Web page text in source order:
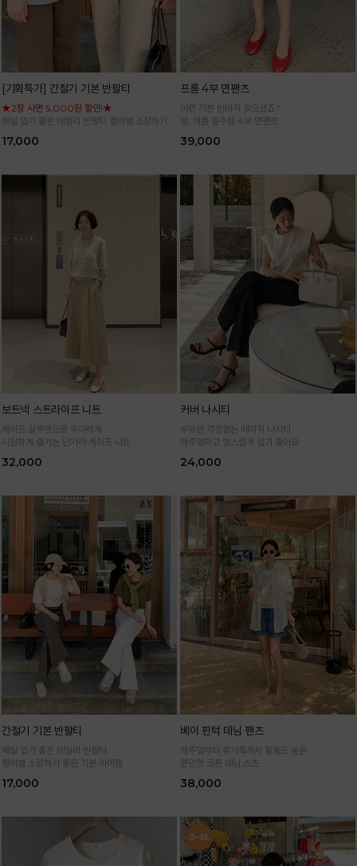
[기획특가] 간절기 기본 반팔티
★2장 사면 5,000원 할인!★
매일 입기 좋은 데일리 반팔티 컬러별 소장하기
17,000
프롬 4부 면팬츠
이런 기본 반바지 찾으셨죠?
봄, 여름 필수템 4부 면팬츠
39,000
보트넥 스트라이프 니트
케이프 실루엣으로 우아하게
시원하게 즐기는 단가라 케이프 니트
32,000
커버 나시티
부유방 걱정없는 베이직 나시티
캐주얼하고 멋스럽게 입기 좋아요
24,000
간절기 기본 반팔티
매일 입기 좋은 데일리 반팔티
컬러별 소장하기 좋은 기본 아이템
17,000
베이 핀턱 데님 팬츠
캐주얼부터 휴가룩까지 활용도 높은
편안한 코튼 데님 쇼츠
38,000